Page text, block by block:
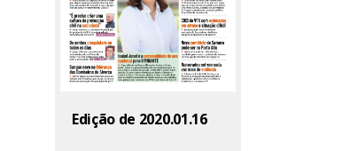
Edição de 2020.01.16